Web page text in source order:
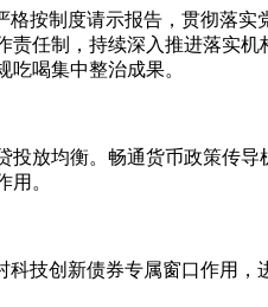
按制度请示报告，贯彻落
任制，持续深入推进落实
喝集中整治成果。
放均衡。畅通货币政策传
。
技创新债券专属窗口作用